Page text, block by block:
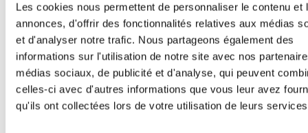
Les cookies nous permettent de personnaliser le contenu et
annonces, d'offrir des fonctionnalités relatives aux médias
et d'analyser notre trafic. Nous partageons également des
informations sur l'utilisation de notre site avec nos
médias sociaux, de publicité et d'analyse, qui peuvent
celles-ci avec d'autres informations que vous leur avez
qu'ils ont collectées lors de votre utilisation de leurs
Procès verbal du 4 mars 2021
Procès verbal du 6 Avril 2021
Procès verbal du 6 mai 2021